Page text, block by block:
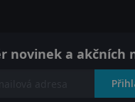
novinek a akčních